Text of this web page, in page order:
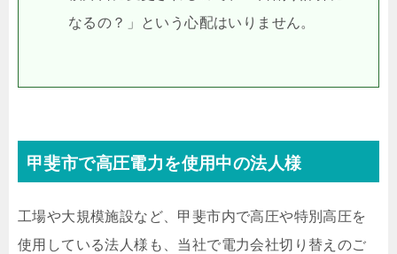
なるの？」という心配はいりません。
甲斐市で高圧電力を使用中の法人様
工場や大規模施設など、甲斐市内で高圧や特別高圧を
使用している法人様も、当社で電力会社切り替えのご